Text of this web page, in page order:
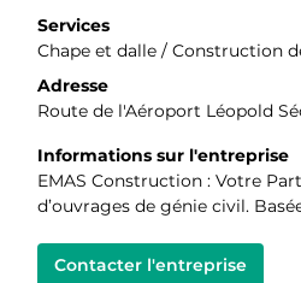
Services
Chape et dalle / Construction
Adresse
Route de l'Aéroport Léopold
Informations sur l'entreprise
EMAS Construction : Votre
d’ouvrages de génie civil.
Contacter l'entreprise